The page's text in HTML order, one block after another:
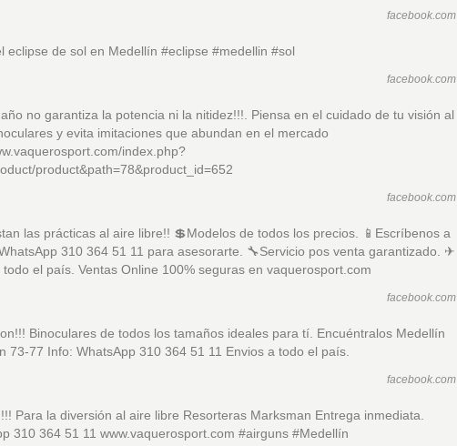
facebook.com
eclipse de sol en Medellín #eclipse #medellin #sol
facebook.com
no garantiza la potencia ni la nitidez!!!. Piensa en el cuidado de tu visión al
y evita imitaciones que abundan en el mercado
index.php?
product&path=78&product_id=652
facebook.com
las prácticas al aire libre!! 💲Modelos de todos los precios. 📱Escríbenos a
310 364 51 11 para asesorarte. 🔧Servicio pos venta garantizado. ✈
todo el país. Ventas Online 100% seguras en vaquerosport.com
facebook.com
Binoculares de todos los tamaños ideales para tí. Encuéntralos Medellín
73-77 Info: WhatsApp 310 364 51 11 Envios a todo el país.
facebook.com
Para la diversión al aire libre Resorteras Marksman Entrega inmediata.
310 364 51 11 www.vaquerosport.com #airguns #Medellín